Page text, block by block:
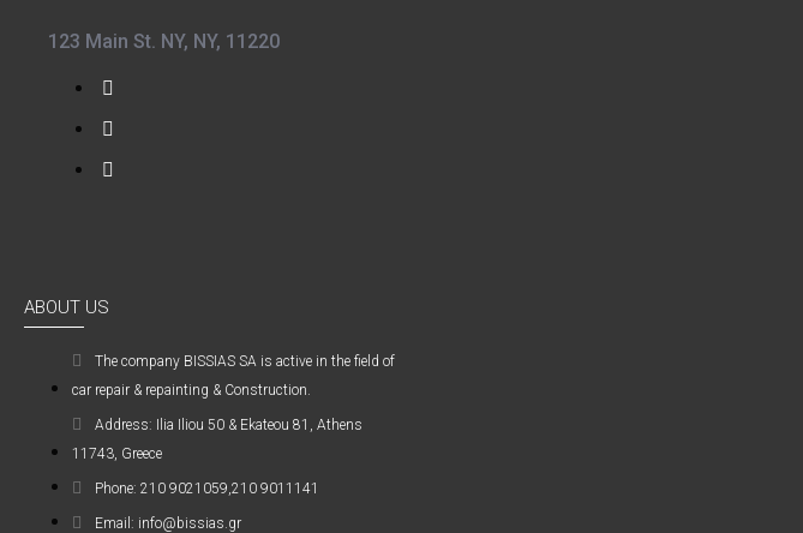
123 Main St. NY, NY, 11220
ABOUT US
The company ΒISSIAS SA is active in the field of
car repair & repainting & Construction.
Address: Ilia Iliou 50 & Ekateou 81, Athens
11743, Greece
Phone: 210 9021059,210 9011141
Email: info@bissias.gr